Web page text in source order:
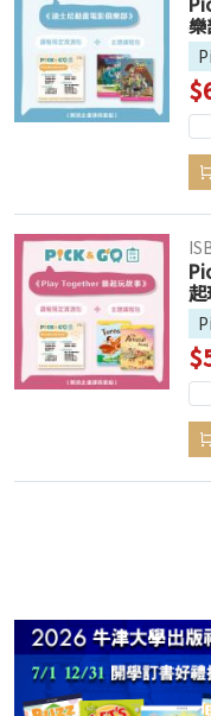
樂
資
起
數